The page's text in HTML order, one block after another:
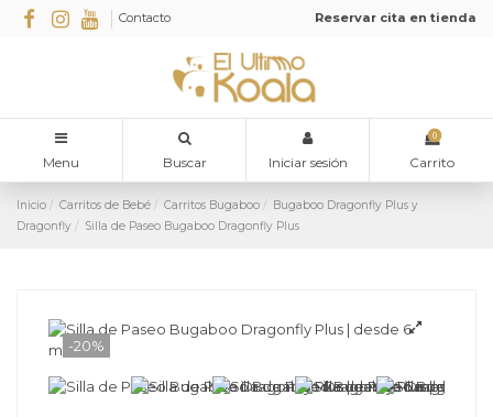
Contacto Reservar cita en tienda
Menu Buscar Iniciar sesión
0
Carrito
Inicio Carritos de Bebé Carritos Bugaboo
Bugaboo Dragonfly Plus y
Dragonfly
Silla de Paseo Bugaboo Dragonfly Plus
-20%